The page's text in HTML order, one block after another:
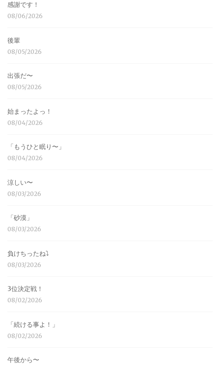
感謝です！
08/06/2026
後輩
08/05/2026
出張だ〜
08/05/2026
始まったよっ！
08/04/2026
「もうひと眠り〜」
08/04/2026
涼しい〜
08/03/2026
「砂漠」
08/03/2026
負けちったね⤵︎
08/03/2026
3位決定戦！
08/02/2026
「続ける事よ！」
08/02/2026
午後から〜